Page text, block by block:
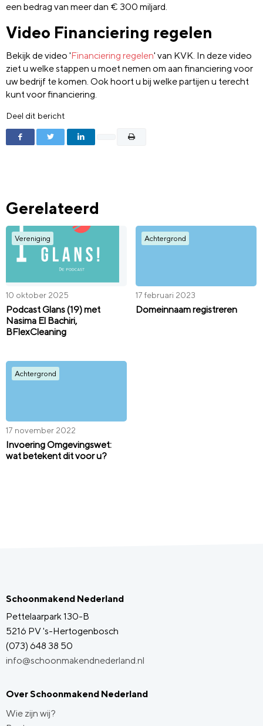
een bedrag van meer dan € 300 miljard.
Video Financiering regelen
Bekijk de video 'Financiering regelen' van KVK. In deze video
ziet u welke stappen u moet nemen om aan financiering voor
uw bedrijf te komen. Ook hoort u bij welke partijen u terecht
kunt voor financiering.
Deel dit bericht
Gerelateerd
Vereniging
10 oktober 2025
Podcast Glans (19) met
Nasima El Bachiri,
BFlexCleaning
Achtergrond
17 februari 2023
Domeinnaam registreren
Achtergrond
17 november 2022
Invoering Omgevingswet:
wat betekent dit voor u?
Schoonmakend Nederland
Pettelaarpark 130-B
5216 PV 's-Hertogenbosch
(073) 648 38 50
info@schoonmakendnederland.nl
Over Schoonmakend Nederland
Wie zijn wij?